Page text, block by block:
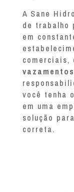
A Sane
de trabalho
em
comerciais,
você tenha
em uma
solução
correta.